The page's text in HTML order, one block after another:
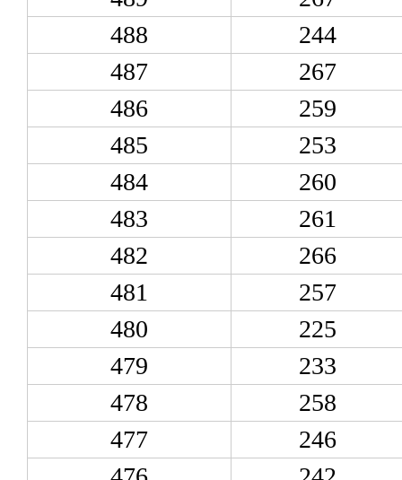
488
244
487
267
486
259
485
253
484
260
483
261
482
266
481
257
480
225
479
233
478
258
477
246